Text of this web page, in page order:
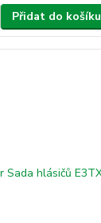
Přidat do košíku